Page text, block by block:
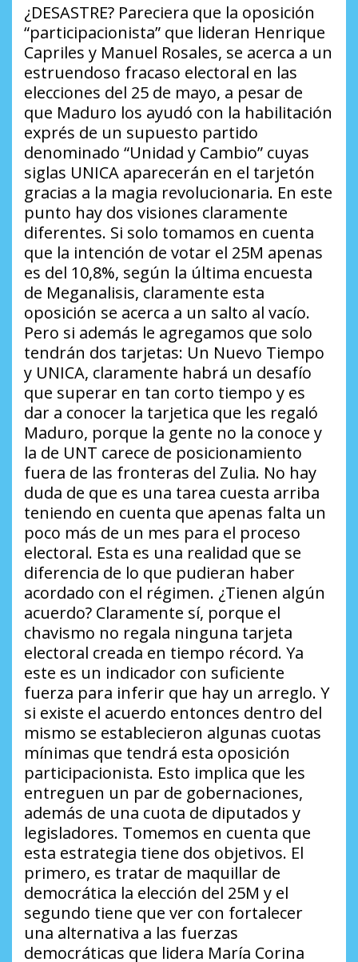
¿DESASTRE? Pareciera que la oposición
“participacionista” que lideran Henrique
Capriles y Manuel Rosales, se acerca a un
estruendoso fracaso electoral en las
elecciones del 25 de mayo, a pesar de
que Maduro los ayudó con la habilitación
exprés de un supuesto partido
denominado “Unidad y Cambio” cuyas
siglas UNICA aparecerán en el tarjetón
gracias a la magia revolucionaria. En este
punto hay dos visiones claramente
diferentes. Si solo tomamos en cuenta
que la intención de votar el 25M apenas
es del 10,8%, según la última encuesta
de Meganalisis, claramente esta
oposición se acerca a un salto al vacío.
Pero si además le agregamos que solo
tendrán dos tarjetas: Un Nuevo Tiempo
y UNICA, claramente habrá un desafío
que superar en tan corto tiempo y es
dar a conocer la tarjetica que les regaló
Maduro, porque la gente no la conoce y
la de UNT carece de posicionamiento
fuera de las fronteras del Zulia. No hay
duda de que es una tarea cuesta arriba
teniendo en cuenta que apenas falta un
poco más de un mes para el proceso
electoral. Esta es una realidad que se
diferencia de lo que pudieran haber
acordado con el régimen. ¿Tienen algún
acuerdo? Claramente sí, porque el
chavismo no regala ninguna tarjeta
electoral creada en tiempo récord. Ya
este es un indicador con suficiente
fuerza para inferir que hay un arreglo. Y
si existe el acuerdo entonces dentro del
mismo se establecieron algunas cuotas
mínimas que tendrá esta oposición
participacionista. Esto implica que les
entreguen un par de gobernaciones,
además de una cuota de diputados y
legisladores. Tomemos en cuenta que
esta estrategia tiene dos objetivos. El
primero, es tratar de maquillar de
democrática la elección del 25M y el
segundo tiene que ver con fortalecer
una alternativa a las fuerzas
democráticas que lidera María Corina